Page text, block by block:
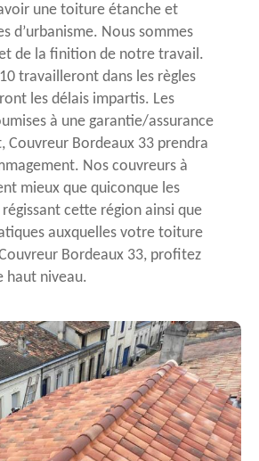
une toiture étanche et
d’urbanisme. Nous sommes
de la finition de notre travail.
travailleront dans les règles
les délais impartis. Les
à une garantie/assurance
Couvreur Bordeaux 33 prendra
Nos couvreurs à
mieux que quiconque les
régissant cette région ainsi que
auxquelles votre toiture
Bordeaux 33, profitez
haut niveau.